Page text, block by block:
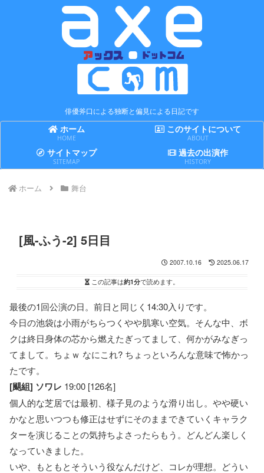
俳優斧口による独断と偏見による日記です
ホーム
HOME
このサイトについて
ABOUT
サイトマップ
SITEMAP
過去の出演作
HISTORY
ホーム 舞台
[風-ふう-2] 5日目
2007.10.16 2025.06.17
この記事は約1分で読めます。
最後の1回公演の日。前日と同じく14:30入りです。
今日の池袋は小雨がちらつくやや肌寒い空気。そんな中、ボ
クは終日身体の芯から燃えたぎってまして、何かがみなぎっ
てまして。ちょｗ なにこれ? ちょっといろんな意味で怖かっ
たです。
[颶組] ソワレ 19:00 [126名]
個人的な芝居では最初、様子見のような滑り出し。やや硬い
かなと思いつつも修正はせずにそのままできていくキャラク
ターを演じることの気持ちよさったらもう。どんどん楽しく
なっていきました。
いや、もともとそういう役なんだけど、コレが理想。どうい